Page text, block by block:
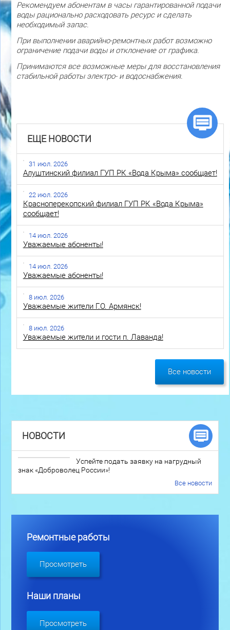
Рекомендуем абонентам в часы гарантированной подачи
воды рационально расходовать ресурс и сделать
необходимый запас.
При выполнении аварийно-ремонтных работ возможно
ограничение подачи воды и отклонение от графика.
Принимаются все возможные меры для восстановления
стабильной работы электро- и водоснабжения.
ЕЩЕ НОВОСТИ
31 июл. 2026
Алуштинский филиал ГУП РК «Вода Крыма» сообщает!
22 июл. 2026
Красноперекопский филиал ГУП РК «Вода Крыма»
сообщает!
14 июл. 2026
Уважаемые абоненты!
14 июл. 2026
Уважаемые абоненты!
8 июл. 2026
Уважаемые жители Г.О. Армянск!
8 июл. 2026
Уважаемые жители и гости п. Лаванда!
Все новости
НОВОСТИ
Успейте подать заявку на нагрудный
знак «Доброволец России»!
Все новости
Ремонтные работы
Просмотреть
Наши планы
Просмотреть